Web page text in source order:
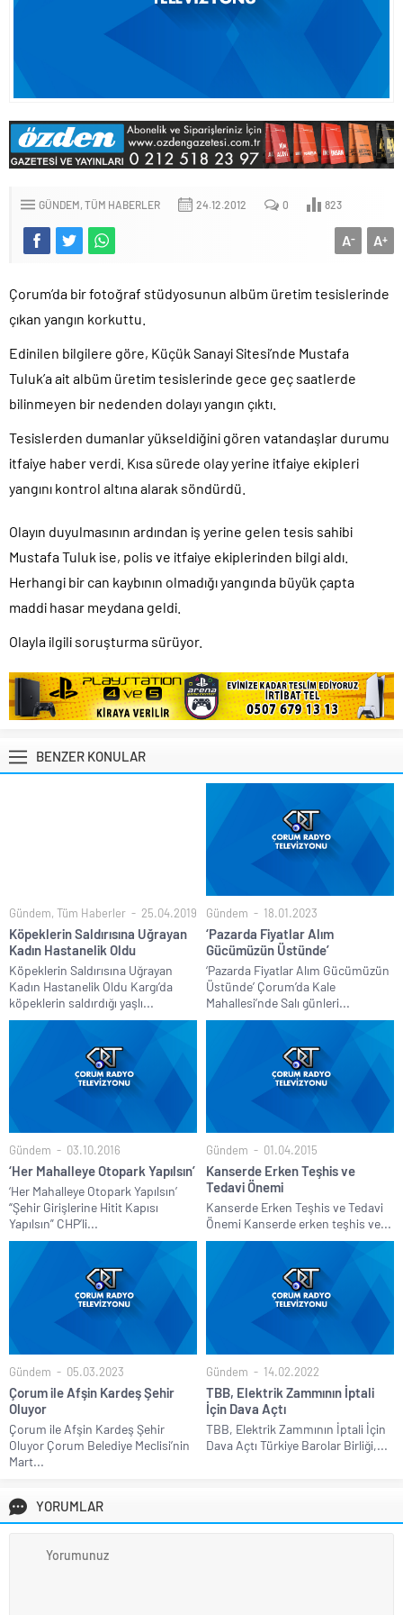
GÜNDEM TÜM HABERLER 24.12.2012 0 823
A+
A-
Çorum’da bir fotoğraf stüdyosunun albüm üretim tesislerinde
çıkan yangın korkuttu.
Edinilen bilgilere göre, Küçük Sanayi Sitesi’nde Mustafa
Tuluk’a ait albüm üretim tesislerinde gece geç saatlerde
bilinmeyen bir nedenden dolayı yangın çıktı.
Tesislerden dumanlar yükseldiğini gören vatandaşlar durumu
itfaiye haber verdi. Kısa sürede olay yerine itfaiye ekipleri
yangını kontrol altına alarak söndürdü.
Olayın duyulmasının ardından iş yerine gelen tesis sahibi
Mustafa Tuluk ise, polis ve itfaiye ekiplerinden bilgi aldı.
Herhangi bir can kaybının olmadığı yangında büyük çapta
maddi hasar meydana geldi.
Olayla ilgili soruşturma sürüyor.
BENZER KONULAR
Gündem, Tüm Haberler 25.04.2019
Köpeklerin Saldırısına Uğrayan
Kadın Hastanelik Oldu
Köpeklerin Saldırısına Uğrayan
Kadın Hastanelik Oldu Kargı’da
köpeklerin saldırdığı yaşlı...
Gündem 18.01.2023
‘Pazarda Fiyatlar Alım
Gücümüzün Üstünde’
‘Pazarda Fiyatlar Alım Gücümüzün
Üstünde’ Çorum’da Kale
Mahallesi’nde Salı günleri...
Gündem 03.10.2016
‘Her Mahalleye Otopark Yapılsın’
‘Her Mahalleye Otopark Yapılsın’
“Şehir Girişlerine Hitit Kapısı
Yapılsın” CHP’li...
Gündem 01.04.2015
Kanserde Erken Teşhis ve
Tedavi Önemi
Kanserde Erken Teşhis ve Tedavi
Önemi Kanserde erken teşhis ve...
Gündem 05.03.2023
Çorum ile Afşin Kardeş Şehir
Oluyor
Çorum ile Afşin Kardeş Şehir
Oluyor Çorum Belediye Meclisi’nin
Mart...
Gündem 14.02.2022
TBB, Elektrik Zammının İptali
İçin Dava Açtı
TBB, Elektrik Zammının İptali İçin
Dava Açtı Türkiye Barolar Birliği,...
YORUMLAR